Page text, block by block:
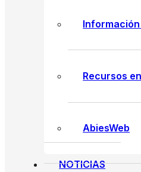
Recursos
AbiesWeb
NOTICIAS